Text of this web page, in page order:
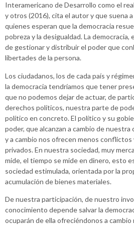
Interamericano de Desarrollo como el
y otros (2016), cita el autor y que suena
quienes esperan que la democracia
pobreza y la desigualdad. La democracia,
de gestionar y distribuir el poder que
libertades de la persona.
Los ciudadanos, los de cada país y
la democracia tendríamos que tener
que no podemos dejar de actuar, de
derechos políticos, nuestra parte de
político en concreto. El político y su
poder, que alcanzan a cambio de
y a cambio nos ofrecen menos
privados. En nuestra sociedad, muy
mide, el tiempo se mide en dinero, esto
sociedad estimulada, orientada por la
acumulación de bienes materiales.
De nuestra participación, de nuestro
conocimiento depende salvar la
ocuparán de ella ofreciéndonos a cambio